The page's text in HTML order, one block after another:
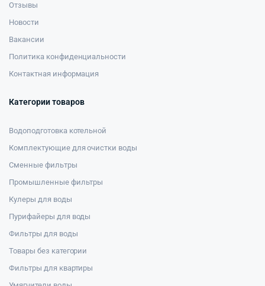
Отзывы
Новости
Вакансии
Политика конфиденциальности
Контактная информация
Категории товаров
Водоподготовка котельной
Комплектующие для очистки воды
Сменные фильтры
Промышленные фильтры
Кулеры для воды
Пурифайеры для воды
Фильтры для воды
Товары без категории
Фильтры для квартиры